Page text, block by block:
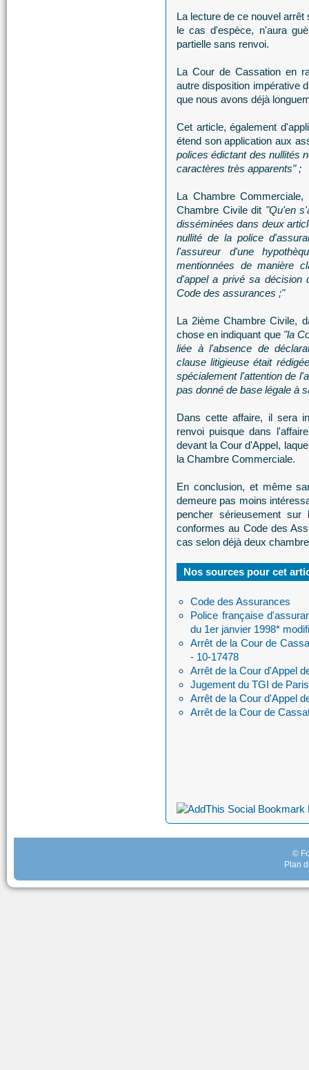
La lecture de ce nouvel
le cas d'espèce, n'aura
partielle sans renvoi.
La Cour de Cassation en
autre disposition impérative
que nous avons déjà
Cet article, également
étend son application aux
polices édictant des nullités
caractères très apparents" ;
La Chambre
Chambre Civile dit "Qu'en
disséminées dans deux
nullité de la police
l'assureur d'une
mentionnées de manière
d'appel a privé sa décision
Code des assurances ;"
La 2ième Chambre Civile,
chose en indiquant que"la
liée à l'absence de
clause litigieuse était
spécialement l'attention de
pas donné de base légale à
Dans cette affaire, il sera
renvoi puisque dans
devant la Cour d'Appel,
la Chambre Commerciale.
En conclusion, et même
demeure pas moins
pencher sérieusement
conformes au Code des
cas selon déjà deux
Nos sources pour cet
Code des Assurances
Police française
du 1er janvier 1998*
Arrêt de la Cour de
- 10-17478
Arrêt de la Cour d'Appel
Jugement du TGI de
Arrêt de la Cour d'Appel
Arrêt de la Cour de
©
Plan